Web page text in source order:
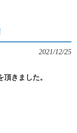
2021/12/25
きました。